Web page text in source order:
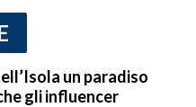
un paradiso
gli influencer